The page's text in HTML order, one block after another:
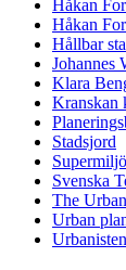
Håkan
Håkan
Hållbar
Johannes
Klara
Stadsjord
Svenska
The
Urban
Urbanisten